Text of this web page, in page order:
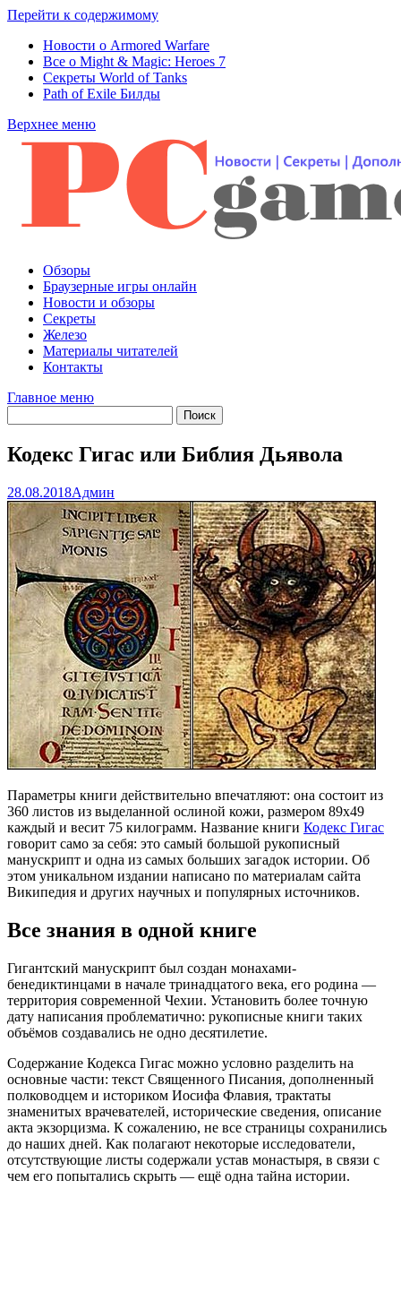
Перейти к содержимому
Новости о Armored Warfare
Все о Might & Magic: Heroes 7
Секреты World of Tanks
Path of Exile Билды
Верхнее меню
Обзоры
Браузерные игры онлайн
Новости и обзоры
Секреты
Железо
Материалы читателей
Контакты
Главное меню
Кодекс Гигас или Библия Дьявола
28.08.2018Админ
Параметры книги действительно впечатляют: она состоит из
360 листов из выделанной ослиной кожи, размером 89х49
каждый и весит 75 килограмм. Название книги Кодекс Гигас
говорит само за себя: это самый большой рукописный
манускрипт и одна из самых больших загадок истории. Об
этом уникальном издании написано по материалам сайта
Википедия и других научных и популярных источников.
Все знания в одной книге
Гигантский манускрипт был создан монахами-
бенедиктинцами в начале тринадцатого века, его родина —
территория современной Чехии. Установить более точную
дату написания проблематично: рукописные книги таких
объёмов создавались не одно десятилетие.
Содержание Кодекса Гигас можно условно разделить на
основные части: текст Священного Писания, дополненный
полководцем и историком Иосифа Флавия, трактаты
знаменитых врачевателей, исторические сведения, описание
акта экзорцизма. К сожалению, не все страницы сохранились
до наших дней. Как полагают некоторые исследователи,
отсутствующие листы содержали устав монастыря, в связи с
чем его попытались скрыть — ещё одна тайна истории.